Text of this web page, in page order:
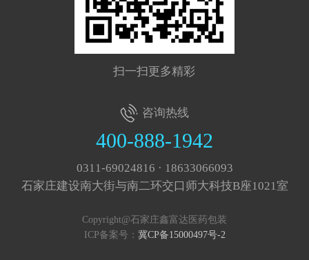
扫一扫更多精彩
咨询热线
400-888-1942
0311-69024816 · 18633066093
石家庄建设南大街与南二环交口师大科技B座1021室
Copyright@石家庄鑫富达医药包装
ICP备案号： 冀CP备15000497号-2